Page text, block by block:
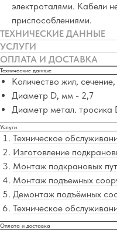
электроталями. Кабели
приспособлениями.
ТЕХНИЧЕСКИЕ ДАННЫЕ
УСЛУГИ
ОПЛАТА И ДОСТАВКА
Технические данные
Количество жил,
Диаметр D, мм - 2,7
Диаметр метал. тросика
Услуги
Техническое
Изготовление
Монтаж подкрановых
Монтаж подъемных
Демонтаж подъёмных
Техническое
Оплата и доставка